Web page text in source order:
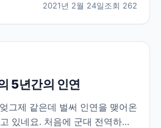
잘 알지도 못하거니와 그들이
도움들 밖에 없다. 그...
2021년 2월 24일조회 262
5년간의 인연
그제 같은데 벌써 인연을 맺어온
있네요. 처음에 군대 전역하기